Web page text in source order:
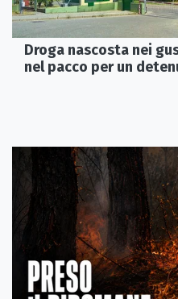
Droga nascosta nei
nel pacco per un